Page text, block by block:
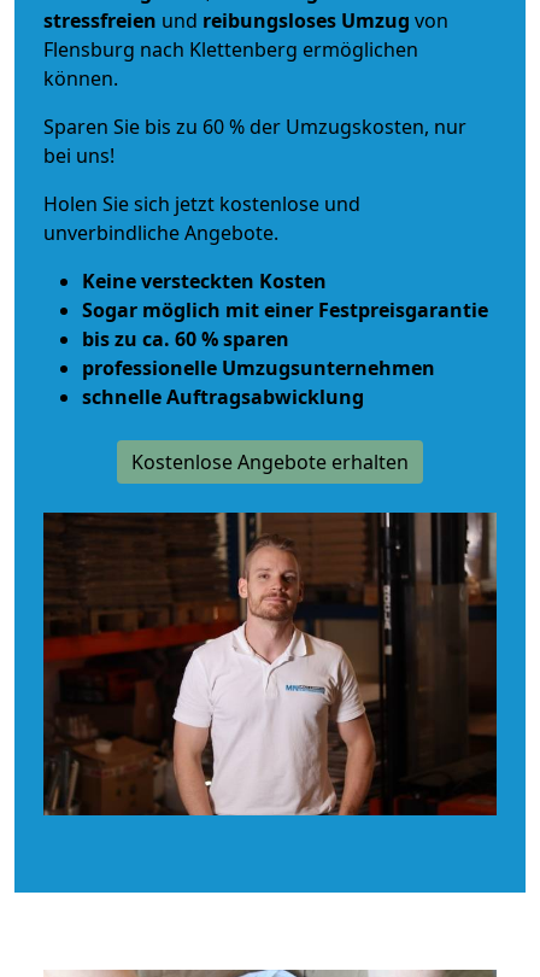
stressfreien und reibungsloses Umzug von
Flensburg nach Klettenberg ermöglichen
können.
Sparen Sie bis zu 60 % der Umzugskosten, nur
bei uns!
Holen Sie sich jetzt kostenlose und
unverbindliche Angebote.
Keine versteckten Kosten
Sogar möglich mit einer Festpreisgarantie
bis zu ca. 60 % sparen
professionelle Umzugsunternehmen
schnelle Auftragsabwicklung
Kostenlose Angebote erhalten